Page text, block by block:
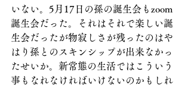
いない。5月17日の孫の誕生会もzoom
誕生会だった。それはそれで楽しい誕
生会だったが物寂しさが残ったのはや
はり孫とのスキンシップが出来なかっ
たせいか。新常態の生活ではこういう
事もなれなければいけないのかもしれ